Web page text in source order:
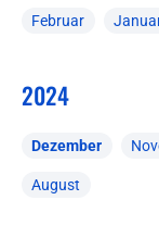
Februar
2024
Dezember
August